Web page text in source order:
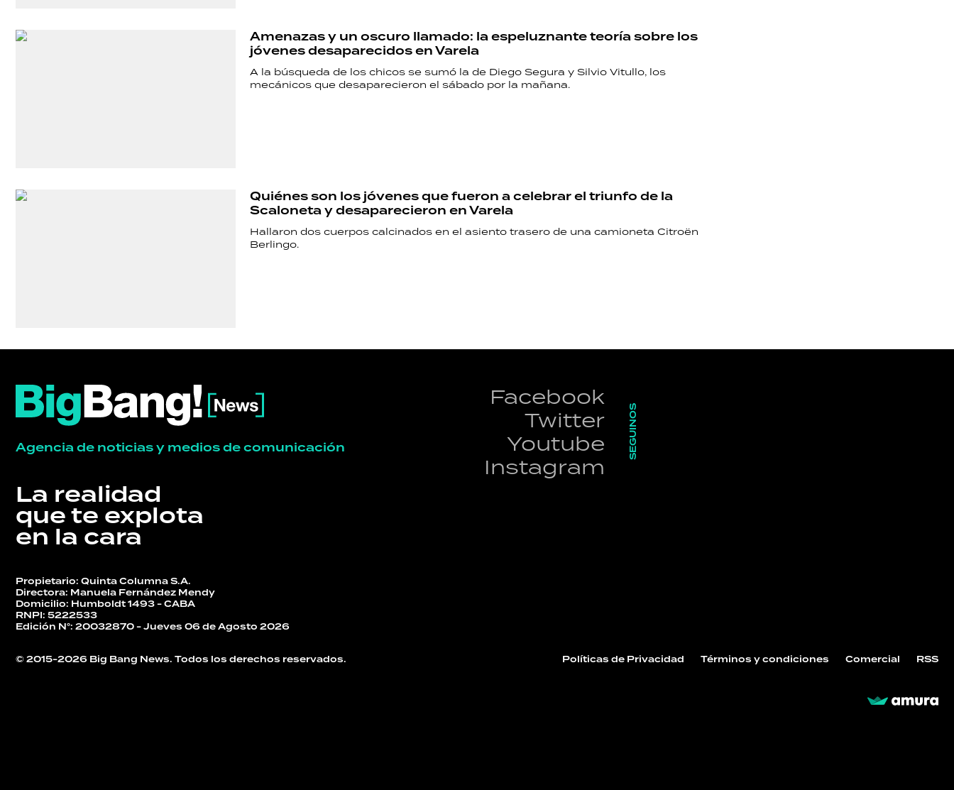
Amenazas y un oscuro llamado: la espeluznante teoría sobre los
jóvenes desaparecidos en Varela
A la búsqueda de los chicos se sumó la de Diego Segura y Silvio Vitullo, los
mecánicos que desaparecieron el sábado por la mañana.
Quiénes son los jóvenes que fueron a celebrar el triunfo de la
Scaloneta y desaparecieron en Varela
Hallaron dos cuerpos calcinados en el asiento trasero de una camioneta Citroën
Berlingo.
Agencia de noticias y medios de comunicación
La realidad
que te explota
en la cara
Facebook
Twitter
Youtube
Instagram
SEGUINOS
Propietario: Quinta Columna S.A.
Directora: Manuela Fernández Mendy
Domicilio: Humboldt 1493 - CABA
RNPI: 5222533
Edición N°: 20032870 - Jueves 06 de Agosto 2026
© 2015-2026 Big Bang News. Todos los derechos reservados. Políticas de Privacidad Términos y condiciones Comercial RSS